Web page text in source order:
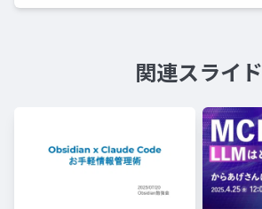
関連スライド